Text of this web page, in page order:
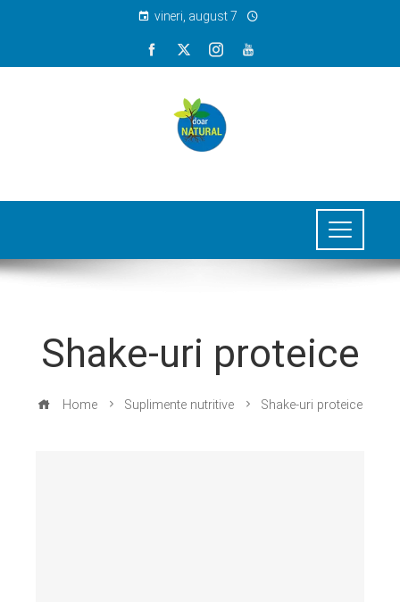
vineri, august 7
Shake-uri proteice
Home Suplimente nutritive Shake-uri proteice